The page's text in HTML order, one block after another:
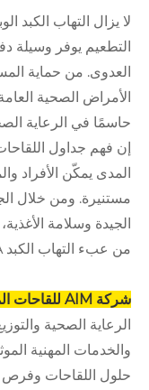
لا يزال التهاب
التطعيم يوفر وسيلة
العدوى. من حماية
حاسمًا في الرعاية
إن فهم جداول
المدى يمكّن الأفراد
مستنيرة. ومن خلال
الجيدة وسلامة
من عبء التهاب الكبد A في جميع أنحاء العالم.
شركة AIM للقاحات المحدودة.
الرعاية الصحية
والخدمات المهنية
حلول اللقاحات وفرص